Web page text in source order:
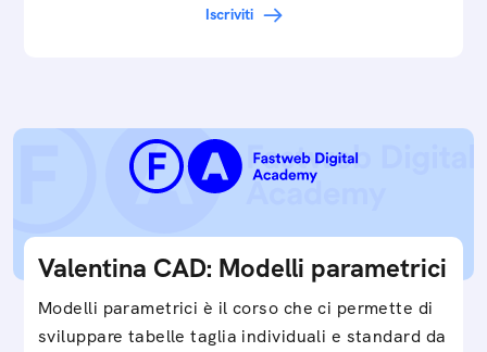
Iscriviti
Valentina CAD: Modelli parametrici
Modelli parametrici è il corso che ci permette di
sviluppare tabelle taglia individuali e standard da